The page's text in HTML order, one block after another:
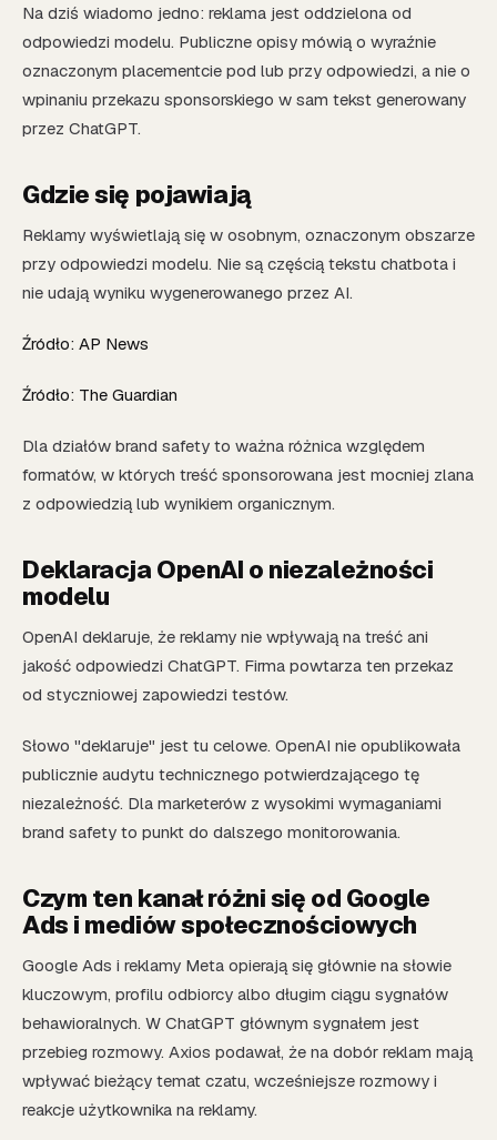
Na dziś wiadomo jedno: reklama jest oddzielona od
odpowiedzi modelu. Publiczne opisy mówią o wyraźnie
oznaczonym placementcie pod lub przy odpowiedzi, a nie o
wpinaniu przekazu sponsorskiego w sam tekst generowany
przez ChatGPT.
Gdzie się pojawiają
Reklamy wyświetlają się w osobnym, oznaczonym obszarze
przy odpowiedzi modelu. Nie są częścią tekstu chatbota i
nie udają wyniku wygenerowanego przez AI.
Źródło: AP News
Źródło: The Guardian
Dla działów brand safety to ważna różnica względem
formatów, w których treść sponsorowana jest mocniej zlana
z odpowiedzią lub wynikiem organicznym.
Deklaracja OpenAI o niezależności
modelu
OpenAI deklaruje, że reklamy nie wpływają na treść ani
jakość odpowiedzi ChatGPT. Firma powtarza ten przekaz
od styczniowej zapowiedzi testów.
Słowo "deklaruje" jest tu celowe. OpenAI nie opublikowała
publicznie audytu technicznego potwierdzającego tę
niezależność. Dla marketerów z wysokimi wymaganiami
brand safety to punkt do dalszego monitorowania.
Czym ten kanał różni się od Google
Ads i mediów społecznościowych
Google Ads i reklamy Meta opierają się głównie na słowie
kluczowym, profilu odbiorcy albo długim ciągu sygnałów
behawioralnych. W ChatGPT głównym sygnałem jest
przebieg rozmowy. Axios podawał, że na dobór reklam mają
wpływać bieżący temat czatu, wcześniejsze rozmowy i
reakcje użytkownika na reklamy.